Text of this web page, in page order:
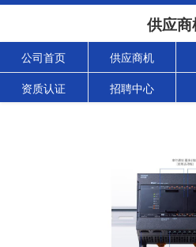
供应商
公司首页 供应商机
资质认证 招聘中心